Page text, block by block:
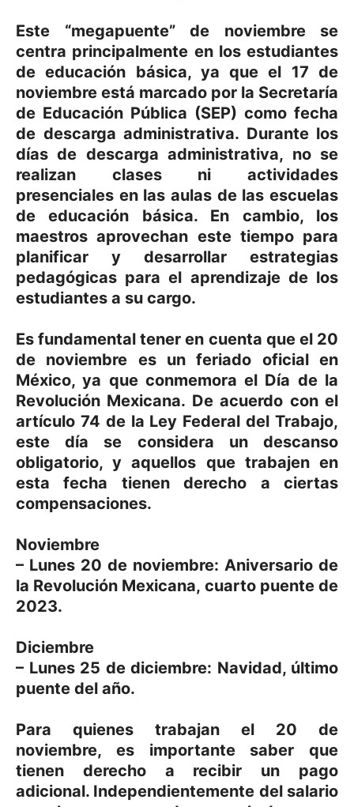
Este “megapuente” de noviembre se
centra principalmente en los estudiantes
de educación básica, ya que el 17 de
noviembre está marcado por la Secretaría
de Educación Pública (SEP) como fecha
de descarga administrativa. Durante los
días de descarga administrativa, no se
realizan clases ni actividades
presenciales en las aulas de las escuelas
de educación básica. En cambio, los
maestros aprovechan este tiempo para
planificar y desarrollar estrategias
pedagógicas para el aprendizaje de los
estudiantes a su cargo.
Es fundamental tener en cuenta que el 20
de noviembre es un feriado oficial en
México, ya que conmemora el Día de la
Revolución Mexicana. De acuerdo con el
artículo 74 de la Ley Federal del Trabajo,
este día se considera un descanso
obligatorio, y aquellos que trabajen en
esta fecha tienen derecho a ciertas
compensaciones.
Noviembre
– Lunes 20 de noviembre: Aniversario de
la Revolución Mexicana, cuarto puente de
2023.
Diciembre
– Lunes 25 de diciembre: Navidad, último
puente del año.
Para quienes trabajan el 20 de
noviembre, es importante saber que
tienen derecho a recibir un pago
adicional. Independientemente del salario